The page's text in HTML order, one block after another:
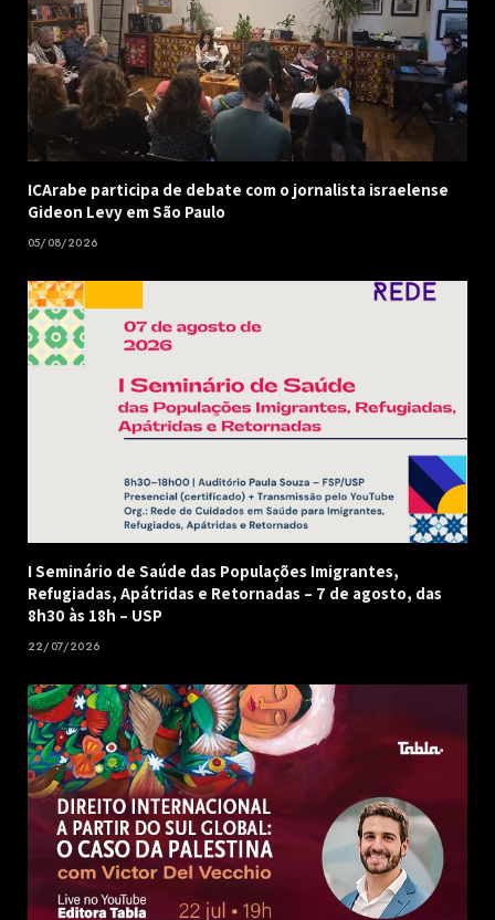
ICArabe participa de debate com o jornalista israelense
Gideon Levy em São Paulo
05/08/2026
I Seminário de Saúde das Populações Imigrantes,
Refugiadas, Apátridas e Retornadas – 7 de agosto, das
8h30 às 18h – USP
22/07/2026